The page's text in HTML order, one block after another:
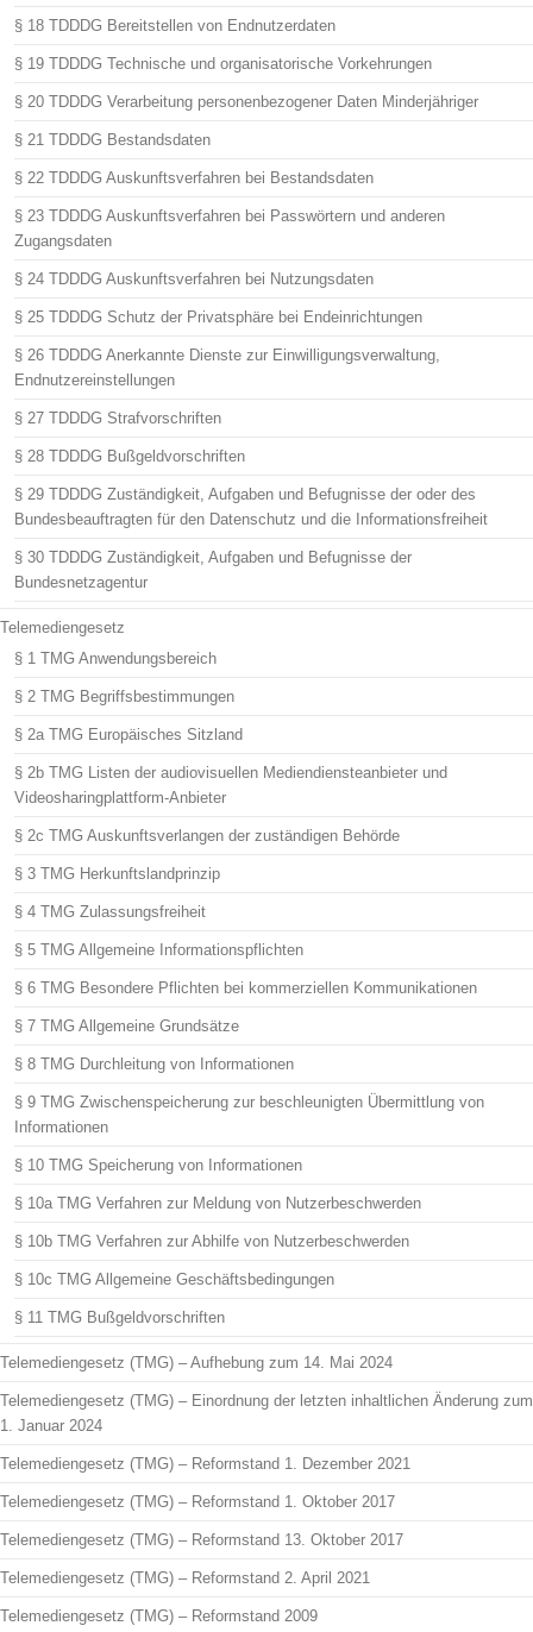
§ 18 TDDDG Bereitstellen von Endnutzerdaten
§ 19 TDDDG Technische und organisatorische Vorkehrungen
§ 20 TDDDG Verarbeitung personenbezogener Daten Minderjähriger
§ 21 TDDDG Bestandsdaten
§ 22 TDDDG Auskunftsverfahren bei Bestandsdaten
§ 23 TDDDG Auskunftsverfahren bei Passwörtern und anderen
Zugangsdaten
§ 24 TDDDG Auskunftsverfahren bei Nutzungsdaten
§ 25 TDDDG Schutz der Privatsphäre bei Endeinrichtungen
§ 26 TDDDG Anerkannte Dienste zur Einwilligungsverwaltung,
Endnutzereinstellungen
§ 27 TDDDG Strafvorschriften
§ 28 TDDDG Bußgeldvorschriften
§ 29 TDDDG Zuständigkeit, Aufgaben und Befugnisse der oder des
Bundesbeauftragten für den Datenschutz und die Informationsfreiheit
§ 30 TDDDG Zuständigkeit, Aufgaben und Befugnisse der
Bundesnetzagentur
Telemediengesetz
§ 1 TMG Anwendungsbereich
§ 2 TMG Begriffsbestimmungen
§ 2a TMG Europäisches Sitzland
§ 2b TMG Listen der audiovisuellen Mediendiensteanbieter und
Videosharingplattform-Anbieter
§ 2c TMG Auskunftsverlangen der zuständigen Behörde
§ 3 TMG Herkunftslandprinzip
§ 4 TMG Zulassungsfreiheit
§ 5 TMG Allgemeine Informationspflichten
§ 6 TMG Besondere Pflichten bei kommerziellen Kommunikationen
§ 7 TMG Allgemeine Grundsätze
§ 8 TMG Durchleitung von Informationen
§ 9 TMG Zwischenspeicherung zur beschleunigten Übermittlung von
Informationen
§ 10 TMG Speicherung von Informationen
§ 10a TMG Verfahren zur Meldung von Nutzerbeschwerden
§ 10b TMG Verfahren zur Abhilfe von Nutzerbeschwerden
§ 10c TMG Allgemeine Geschäftsbedingungen
§ 11 TMG Bußgeldvorschriften
Telemediengesetz (TMG) – Aufhebung zum 14. Mai 2024
Telemediengesetz (TMG) – Einordnung der letzten inhaltlichen Änderung zum
1. Januar 2024
Telemediengesetz (TMG) – Reformstand 1. Dezember 2021
Telemediengesetz (TMG) – Reformstand 1. Oktober 2017
Telemediengesetz (TMG) – Reformstand 13. Oktober 2017
Telemediengesetz (TMG) – Reformstand 2. April 2021
Telemediengesetz (TMG) – Reformstand 2009